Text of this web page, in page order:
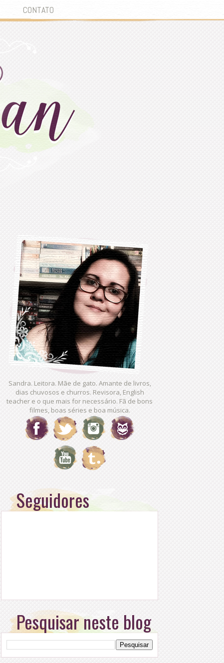
CONTATO
Sandra. Leitora. Mãe de gato. Amante de livros,
dias chuvosos e churros. Revisora, English
teacher e o que mais for necessário. Fã de bons
filmes, boas séries e boa música.
Seguidores
Pesquisar neste blog